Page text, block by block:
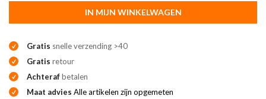
IN MIJN WINKELWAGEN
Gratis snelle verzending >40
Gratis retour
Achterafbetalen
Maat advies Alle artikelen zijn opgemeten